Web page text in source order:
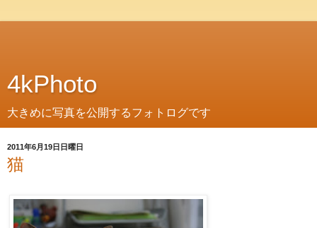
4kPhoto
大きめに写真を公開するフォトログです
2011年6月19日日曜日
猫